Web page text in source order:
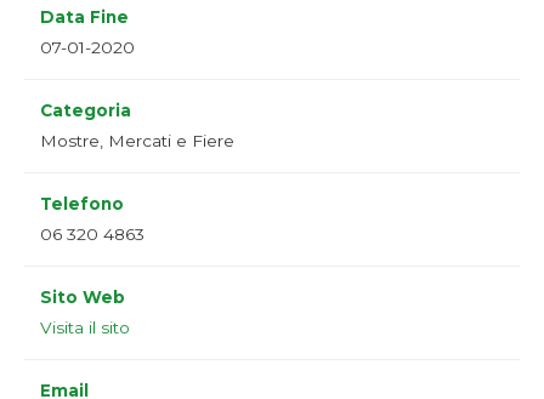
Data Fine
07-01-2020
Categoria
Mostre, Mercati e Fiere
Telefono
06 320 4863
Sito Web
Visita il sito
Email